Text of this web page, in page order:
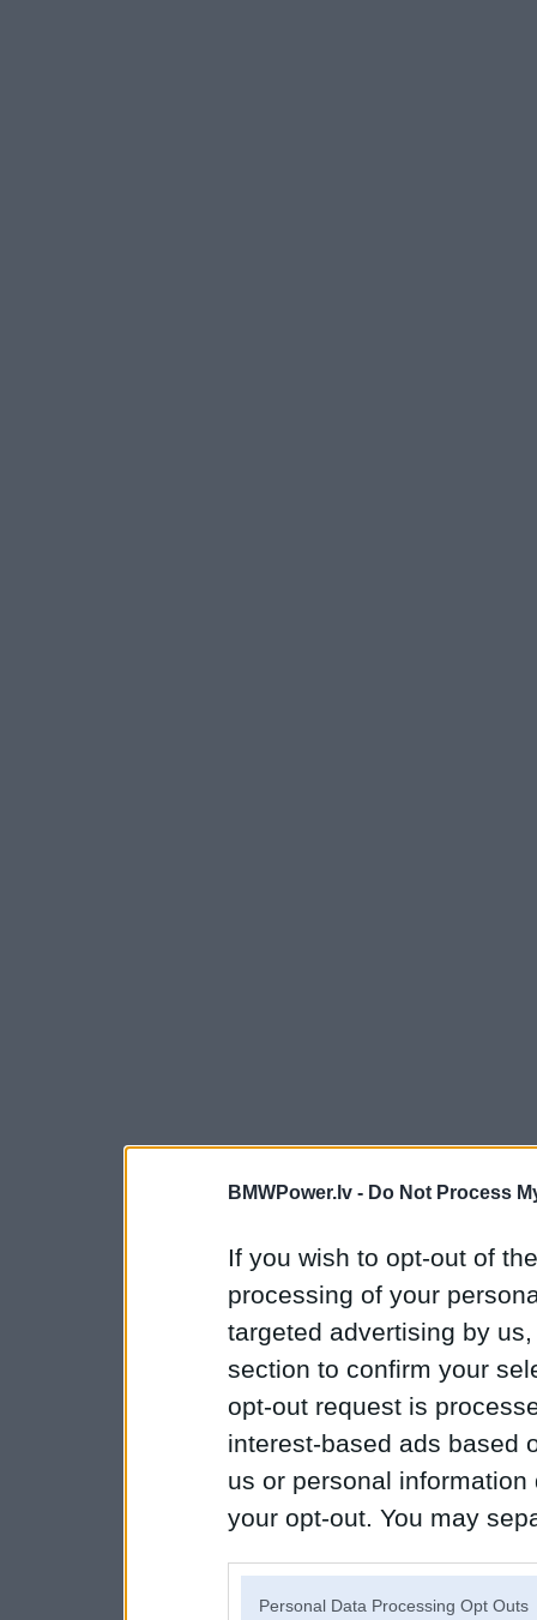
BMWPower.lv - Do Not Process
If you wish to opt-out of
processing of your
targeted advertising by
section to confirm your
opt-out request is
interest-based ads based
us or personal
your opt-out. You may
Personal Data Processing Opt Outs